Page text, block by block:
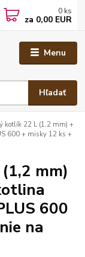
Menu
Hľadať
0 ks
za 0,00 EUR
kotlík 22 L (1,2 mm) +
600 + misky 12 ks +
mm)
600
na